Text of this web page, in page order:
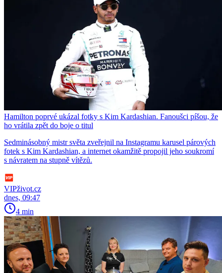
Hamilton poprvé ukázal fotky s Kim Kardashian. Fanoušci píšou, že
ho vrátila zpět do boje o titul
Sedminásobný mistr světa zveřejnil na Instagramu karusel párových
fotek s Kim Kardashian, a internet okamžitě propojil jeho soukromí
s návratem na stupně vítězů.
VIPživot.cz
dnes, 09:47
4 min